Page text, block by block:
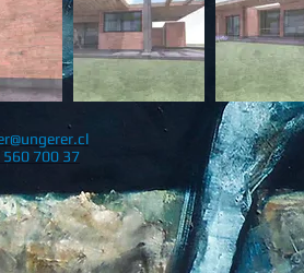
560 700 37